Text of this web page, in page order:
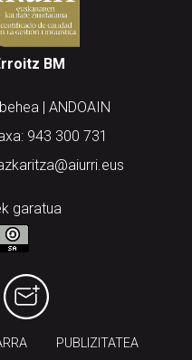
BM
| ANDOAIN
943 300 731
garatua
PUBLIZITATEA